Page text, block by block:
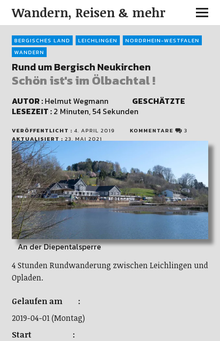
Wandern, Reisen & mehr
BERGISCHES LAND LEICHLINGEN
NORDRHEIN-WESTFALEN
WANDERN
Rund um Bergisch Neukirchen
Schön ist's im Ölbachtal !
AUTOR :Helmut Wegmann GESCHÄTZTE
LESEZEIT :2 Minuten, 54 Sekunden
VERÖFFENTLICHT : 4. APRIL 2019 KOMMENTARE
3
AKTUALISIERT : 23. MAI 2021
An der Diepentalsperre
4 Stunden Rundwanderung zwischen Leichlingen und
Opladen.
Gelaufen am :
2019-04-01 (Montag)
Start :